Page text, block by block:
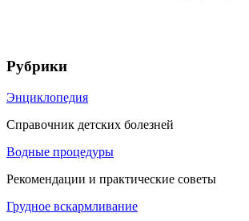
Рубрики
Энциклопедия
Справочник детских болезней
Водные процедуры
Рекомендации и практические советы
Грудное вскармливание